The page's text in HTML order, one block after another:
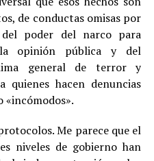
de conductas omisas por
poder del narco para
opinión pública y del
general de terror y
quienes hacen denuncias
«incómodos».
Me parece que el
niveles de gobierno han